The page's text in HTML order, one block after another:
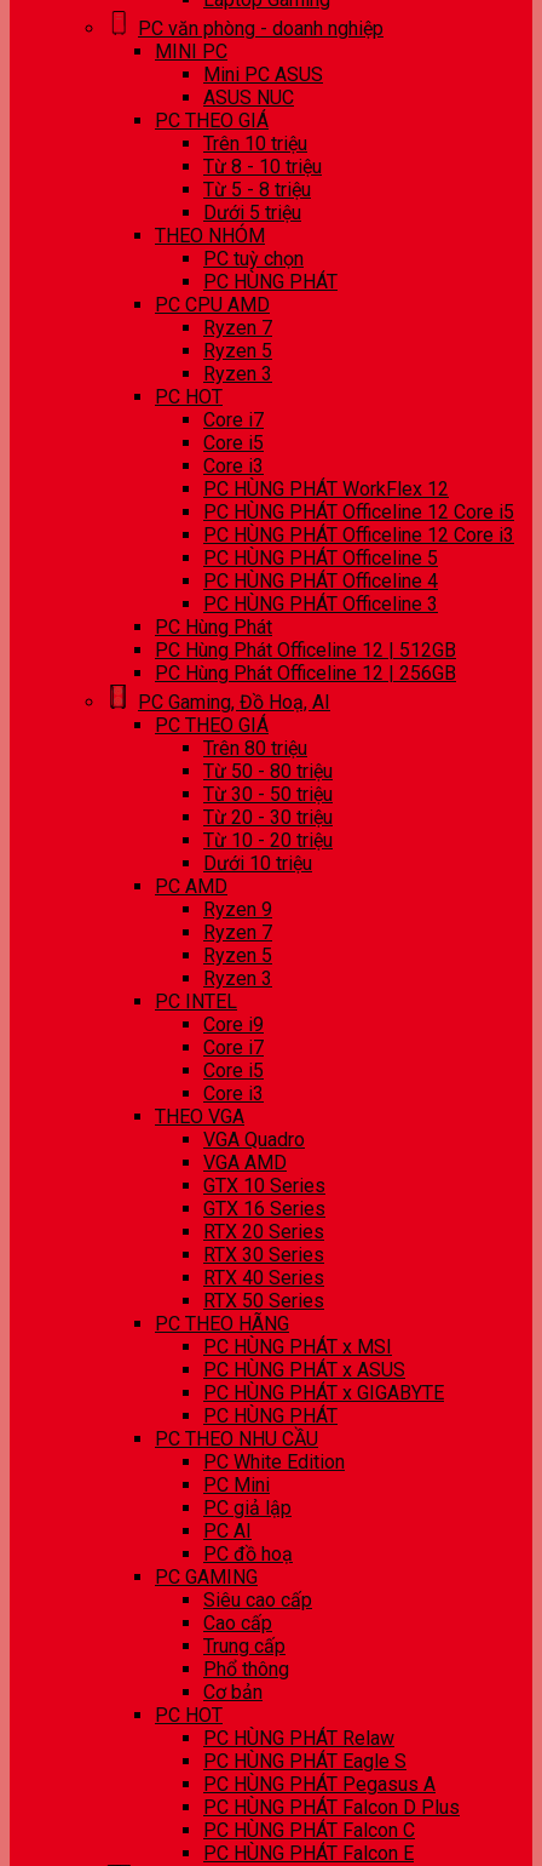
PC văn phòng - doanh nghiệp
MINI PC
Mini PC ASUS
ASUS NUC
PC THEO GIÁ
Trên 10 triệu
Từ 8 - 10 triệu
Từ 5 - 8 triệu
Dưới 5 triệu
THEO NHÓM
PC tuỳ chọn
PC HÙNG PHÁT
PC CPU AMD
Ryzen 7
Ryzen 5
Ryzen 3
PC HOT
Core i7
Core i5
Core i3
PC HÙNG PHÁT WorkFlex 12
PC HÙNG PHÁT Officeline 12 Core i5
PC HÙNG PHÁT Officeline 12 Core i3
PC HÙNG PHÁT Officeline 5
PC HÙNG PHÁT Officeline 4
PC HÙNG PHÁT Officeline 3
PC Hùng Phát
PC Hùng Phát Officeline 12 | 512GB
PC Hùng Phát Officeline 12 | 256GB
PC Gaming, Đồ Hoạ, AI
PC THEO GIÁ
Trên 80 triệu
Từ 50 - 80 triệu
Từ 30 - 50 triệu
Từ 20 - 30 triệu
Từ 10 - 20 triệu
Dưới 10 triệu
PC AMD
Ryzen 9
Ryzen 7
Ryzen 5
Ryzen 3
PC INTEL
Core i9
Core i7
Core i5
Core i3
THEO VGA
VGA Quadro
VGA AMD
GTX 10 Series
GTX 16 Series
RTX 20 Series
RTX 30 Series
RTX 40 Series
RTX 50 Series
PC THEO HÃNG
PC HÙNG PHÁT x MSI
PC HÙNG PHÁT x ASUS
PC HÙNG PHÁT x GIGABYTE
PC HÙNG PHÁT
PC THEO NHU CẦU
PC White Edition
PC Mini
PC giả lập
PC AI
PC đồ hoạ
PC GAMING
Siêu cao cấp
Cao cấp
Trung cấp
Phổ thông
Cơ bản
PC HOT
PC HÙNG PHÁT Relaw
PC HÙNG PHÁT Eagle S
PC HÙNG PHÁT Pegasus A
PC HÙNG PHÁT Falcon D Plus
PC HÙNG PHÁT Falcon C
PC HÙNG PHÁT Falcon E